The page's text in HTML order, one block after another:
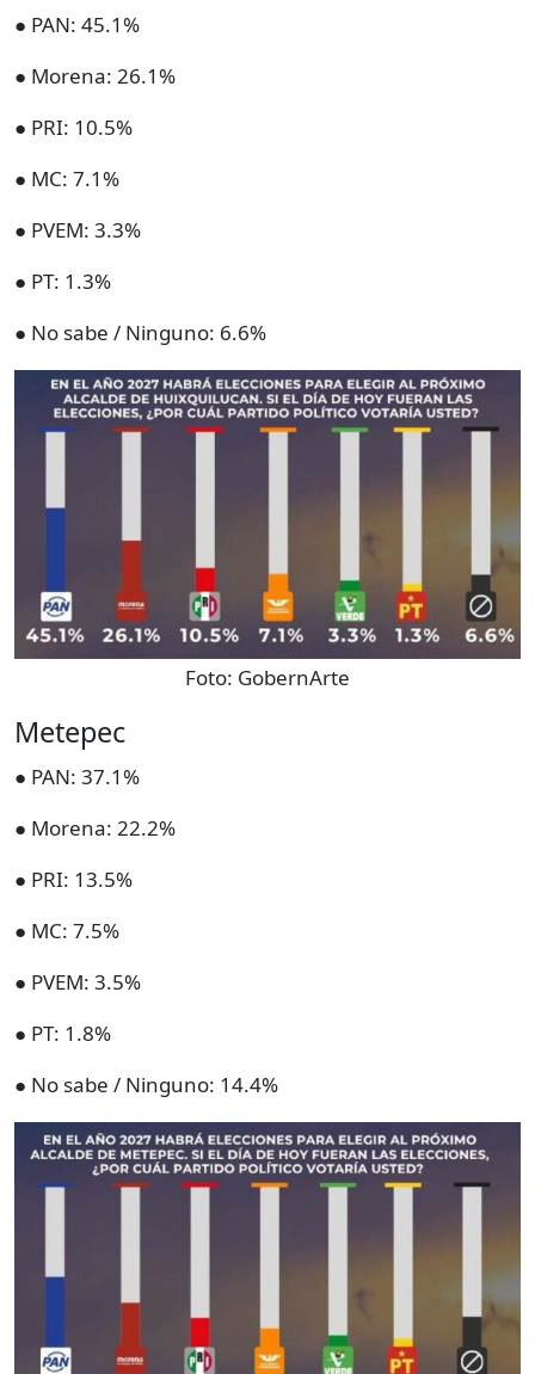
● PAN: 45.1%
● Morena: 26.1%
● PRI: 10.5%
● MC: 7.1%
● PVEM: 3.3%
● PT: 1.3%
● No sabe / Ninguno: 6.6%
Foto: GobernArte
Metepec
● PAN: 37.1%
● Morena: 22.2%
● PRI: 13.5%
● MC: 7.5%
● PVEM: 3.5%
● PT: 1.8%
● No sabe / Ninguno: 14.4%